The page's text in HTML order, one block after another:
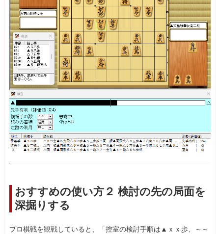
おすすめの使い方２ 検討の先の局面を
深掘りする
プロ棋戦を観戦していると、「控室の検討手順は▲ｘｘ歩、～～